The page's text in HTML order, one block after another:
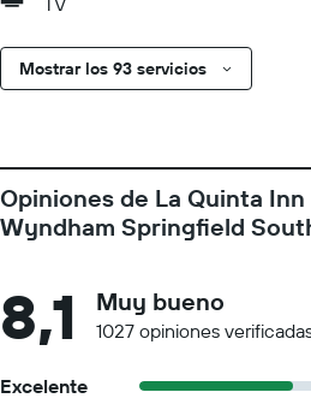
Mostrar los 93 servicios
Opiniones de La Quinta
Wyndham Springfield
8,1 Muy bueno
1027 opiniones
Excelente